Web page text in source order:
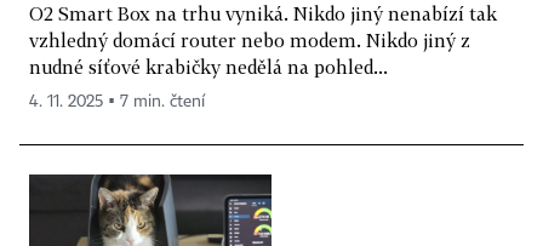
O2 Smart Box na trhu vyniká. Nikdo jiný nenabízí tak
vzhledný domácí router nebo modem. Nikdo jiný z
nudné síťové krabičky nedělá na pohled...
4. 11. 2025 ▪ 7 min. čtení